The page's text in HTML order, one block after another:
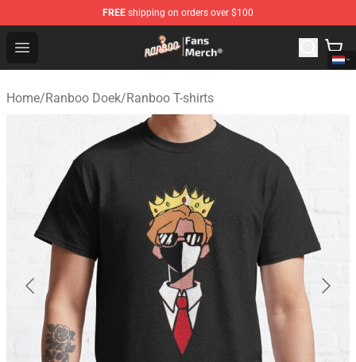
FREE shipping on orders over $100
Open menu
Ranboo Store - Official Ranboo Merchandise Shop
Home/Ranboo Doek/Ranboo T-shirts